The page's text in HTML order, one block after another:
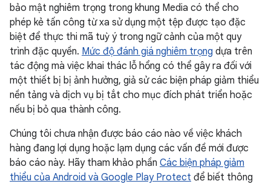
bảo mật nghiêm trọng trong khung Media có thể cho
phép kẻ tấn công từ xa sử dụng một tệp được tạo đặc
biệt để thực thi mã tuỳ ý trong ngữ cảnh của một quy
trình đặc quyền. Mức độ đánh giá nghiêm trọng dựa trên
tác động mà việc khai thác lỗ hổng có thể gây ra đối với
một thiết bị bị ảnh hưởng, giả sử các biện pháp giảm thiểu
nền tảng và dịch vụ bị tắt cho mục đích phát triển hoặc
nếu bị bỏ qua thành công.
Chúng tôi chưa nhận được báo cáo nào về việc khách
hàng đang lợi dụng hoặc lạm dụng các vấn đề mới được
báo cáo này. Hãy tham khảo phần Các biện pháp giảm
thiểu của Android và Google Play Protect để biết thông